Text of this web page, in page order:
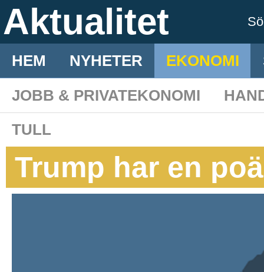
Aktualitet
HEM NYHETER EKONOMI
JOBB & PRIVATEKONOMI
TULL
Trump har en